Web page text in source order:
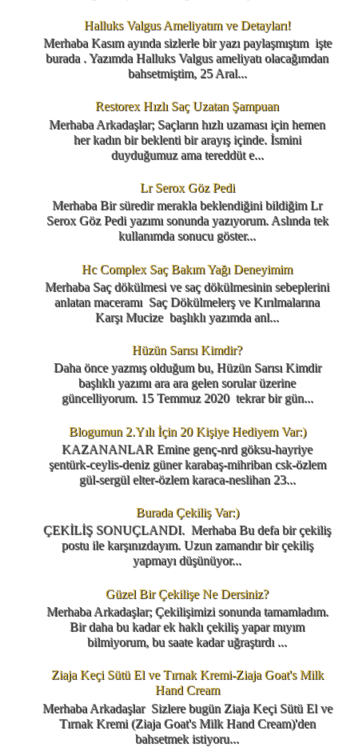
Halluks Valgus Ameliyatım ve Detayları!
Merhaba Kasım ayında sizlerle bir yazı paylaşmıştım işte
burada . Yazımda Halluks Valgus ameliyatı olacağımdan
bahsetmiştim, 25 Aral...
Restorex Hızlı Saç Uzatan Şampuan
Merhaba Arkadaşlar; Saçların hızlı uzaması için hemen
her kadın bir beklenti bir arayış içinde. İsmini
duyduğumuz ama tereddüt e...
Lr Serox Göz Pedi
Merhaba Bir süredir merakla beklendiğini bildiğim Lr
Serox Göz Pedi yazımı sonunda yazıyorum. Aslında tek
kullanımda sonucu göster...
Hc Complex Saç Bakım Yağı Deneyimim
Merhaba Saç dökülmesi ve saç dökülmesinin sebeplerini
anlatan maceramı Saç Dökülmelerş ve Kırılmalarına
Karşı Mucize başlıklı yazımda anl...
Hüzün Sarısı Kimdir?
Daha önce yazmış olduğum bu, Hüzün Sarısı Kimdir
başlıklı yazımı ara ara gelen sorular üzerine
güncelliyorum. 15 Temmuz 2020 tekrar bir gün...
Blogumun 2.Yılı İçin 20 Kişiye Hediyem Var:)
KAZANANLAR Emine genç-nrd göksu-hayriye
şentürk-ceylis-deniz güner karabaş-mihriban csk-özlem
gül-sergül elter-özlem karaca-neslihan 23...
Burada Çekiliş Var:)
ÇEKİLİŞ SONUÇLANDI. Merhaba Bu defa bir çekiliş
postu ile karşınızdayım. Uzun zamandır bir çekiliş
yapmayı düşünüyor...
Güzel Bir Çekilişe Ne Dersiniz?
Merhaba Arkadaşlar; Çekilişimizi sonunda tamamladım.
Bir daha bu kadar ek haklı çekiliş yapar mıyım
bilmiyorum, bu saate kadar uğraştırdı ...
Ziaja Keçi Sütü El ve Tırnak Kremi-Ziaja Goat's Milk
Hand Cream
Merhaba Arkadaşlar Sizlere bugün Ziaja Keçi Sütü El ve
Tırnak Kremi (Ziaja Goat's Milk Hand Cream)'den
bahsetmek istiyoru...